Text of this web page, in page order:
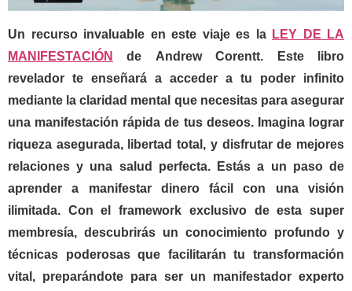
Un recurso invaluable en este viaje es la LEY DE LA
MANIFESTACIÓN
de Andrew Corentt. Este libro
revelador te enseñará a acceder a tu poder infinito
mediante la claridad mental que necesitas para asegurar
una manifestación rápida de tus deseos. Imagina lograr
riqueza asegurada, libertad total, y disfrutar de mejores
relaciones y una salud perfecta. Estás a un paso de
aprender a manifestar dinero fácil con una visión
ilimitada. Con el framework exclusivo de esta super
membresía, descubrirás un conocimiento profundo y
técnicas poderosas que facilitarán tu transformación
vital, preparándote para ser un manifestador experto